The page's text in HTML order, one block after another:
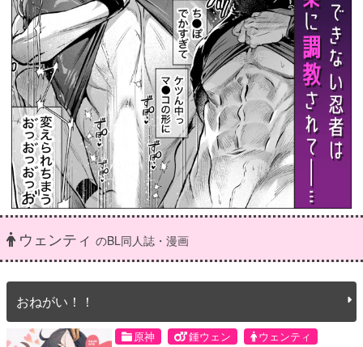
ウェンティ のBL同人誌・漫画
おねがい！！
原神 鍾ウェン
ウェンティ